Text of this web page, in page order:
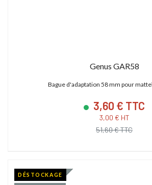
Genus GAR58
Bague d'adaptation 58 mm pour
3,60 € TTC
3,00 € HT
51,60 € TTC
DÉSTOCKAGE